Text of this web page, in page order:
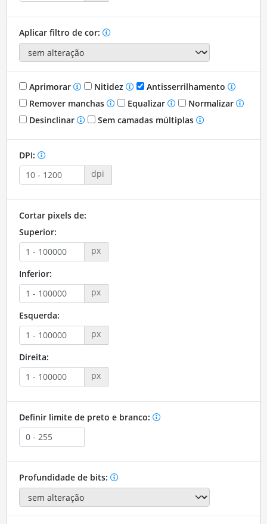
Aplicar filtro de cor:
Aprimorar Nitidez
Antisserrilhamento
Remover manchas
Equalizar
Normalizar
Desinclinar
Sem camadas múltiplas
DPI:
dpi
Cortar pixels de:
Superior:
px
Inferior:
px
Esquerda:
px
Direita:
px
Definir limite de preto e branco:
Profundidade de bits: